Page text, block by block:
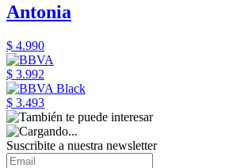
Antonia
$ 4.990
$ 3.992
$ 3.493
Suscribite a nuestra newsletter